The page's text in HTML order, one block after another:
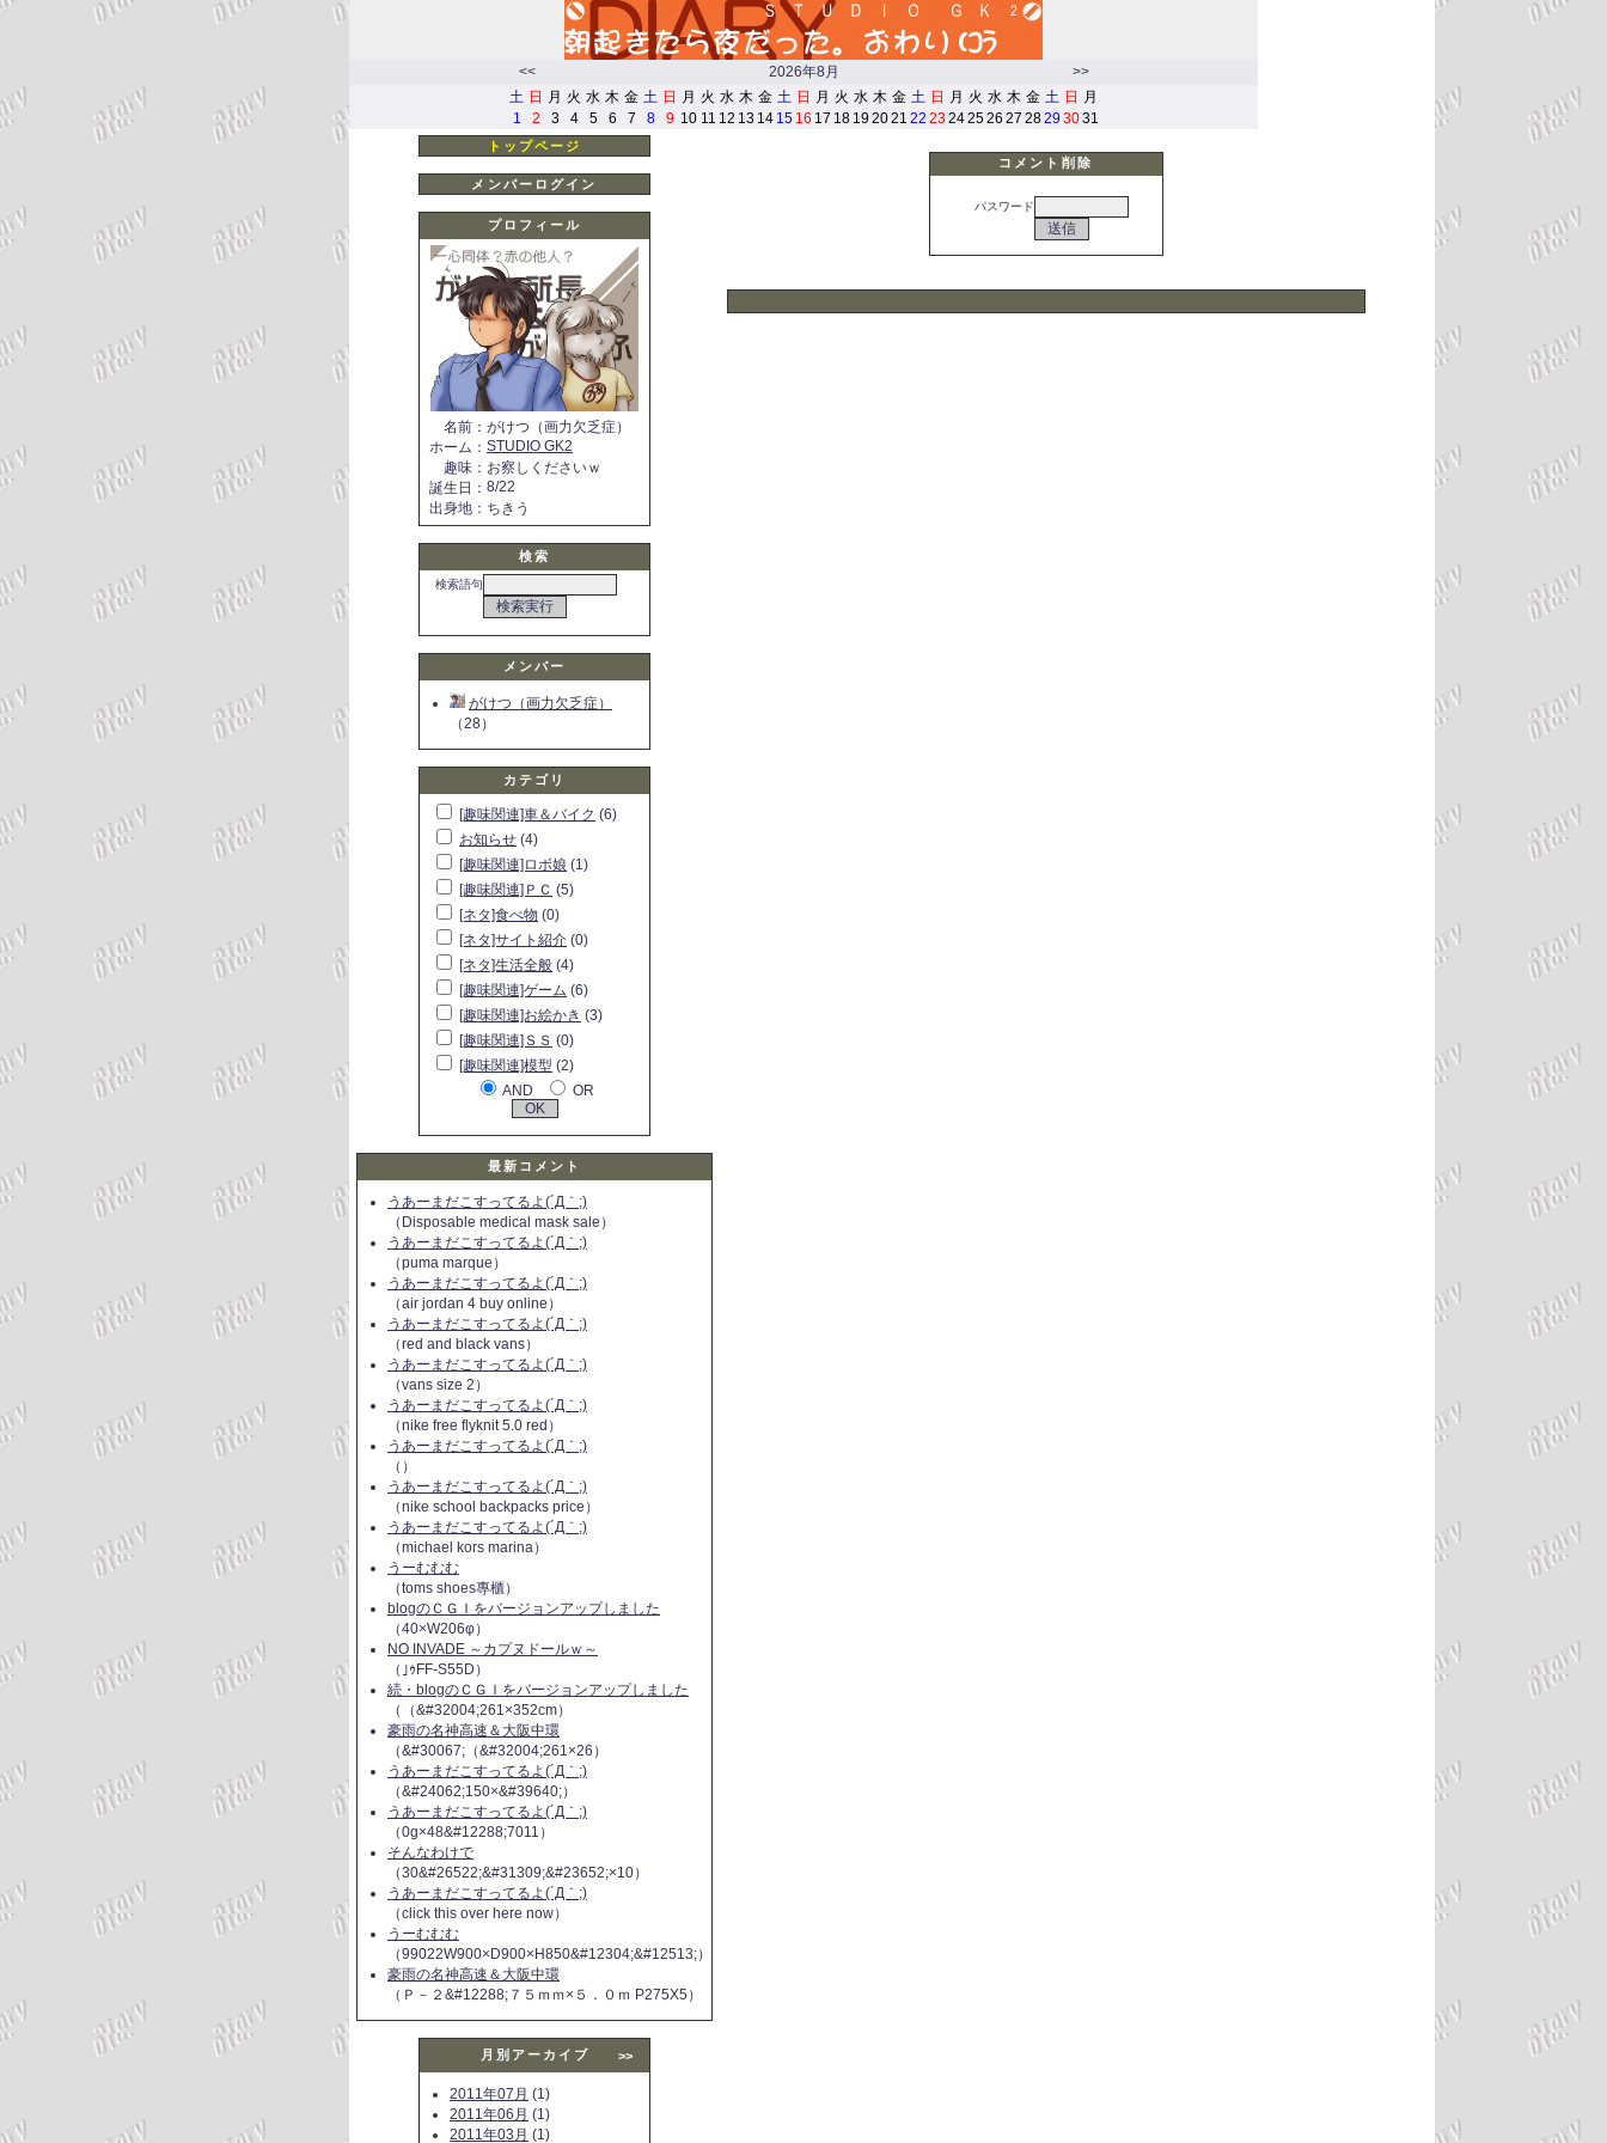
<< 2026年8月
>>
土 日 月 火 水 木 金 土 日 月 火 水 木 金 土 日 月 火 水 木 金 土 日 月 火 水 木 金 土 日
月
1
2 3 4 5 6 7 8 9 10 11 12 13 14 15 16 17 18 19 2021 22 23 242526 27 2829 3031
トップページ
メンバーログイン
プロフィール
名前 ： がけつ（画力欠乏症）
ホーム ： STUDIO GK2
趣味 ： お察しくださいｗ
誕生日 ： 8/22
出身地 ： ちきう
検索
検索語句
メンバー
がけつ（画力欠乏症）
（28）
カテゴリ
[趣味関連]車＆バイク (6)
お知らせ (4)
[趣味関連]ロボ娘 (1)
[趣味関連]ＰＣ (5)
[ネタ]食べ物 (0)
[ネタ]サイト紹介 (0)
[ネタ]生活全般 (4)
[趣味関連]ゲーム (6)
[趣味関連]お絵かき (3)
[趣味関連]ＳＳ (0)
[趣味関連]模型 (2)
AND
OR
最新コメント
うあーまだこすってるよ(´Д｀;)
（Disposable medical mask sale）
うあーまだこすってるよ(´Д｀;)
（puma marque）
うあーまだこすってるよ(´Д｀;)
（air jordan 4 buy online）
うあーまだこすってるよ(´Д｀;)
（red and black vans）
うあーまだこすってるよ(´Д｀;)
（vans size 2）
うあーまだこすってるよ(´Д｀;)
（nike free flyknit 5.0 red）
うあーまだこすってるよ(´Д｀;)
（）
うあーまだこすってるよ(´Д｀;)
（nike school backpacks price）
うあーまだこすってるよ(´Д｀;)
（michael kors marina）
うーむむむ
（toms shoes專櫃）
blogのＣＧＩをバージョンアップしました
（40×W206φ）
NO INVADE ～カプヌドールｗ～
（｣ｩFF-S55D）
続・blogのＣＧＩをバージョンアップしました
（（&#32004;261×352cm）
豪雨の名神高速＆大阪中環
（&#30067;（&#32004;261×26）
うあーまだこすってるよ(´Д｀;)
（&#24062;150×&#39640;）
うあーまだこすってるよ(´Д｀;)
（0g×48&#12288;7011）
そんなわけで
（30&#26522;&#31309;&#23652;×10）
うあーまだこすってるよ(´Д｀;)
（click this over here now）
うーむむむ
（99022W900×D900×H850&#12304;&#12513;）
豪雨の名神高速＆大阪中環
（Ｐ－２&#12288;７５ｍｍ×５．０ｍ P275X5）
月別アーカイブ >>
2011年07月 (1)
2011年06月 (1)
2011年03月 (1)
コメント削除
パスワード